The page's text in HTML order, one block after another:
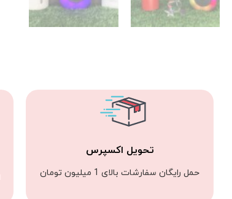
تحویل اکسپرس
حمل رایگان سفارشات بالای 1 میلیون تومان